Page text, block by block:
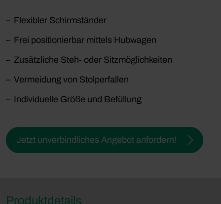
Flexibler Schirmständer
Frei positionierbar mittels Hubwagen
Zusätzliche Steh- oder Sitzmöglichkeiten
Vermeidung von Stolperfallen
Individuelle Größe und Befüllung
Jetzt unverbindliches Angebot anfordern!
Produktdetails